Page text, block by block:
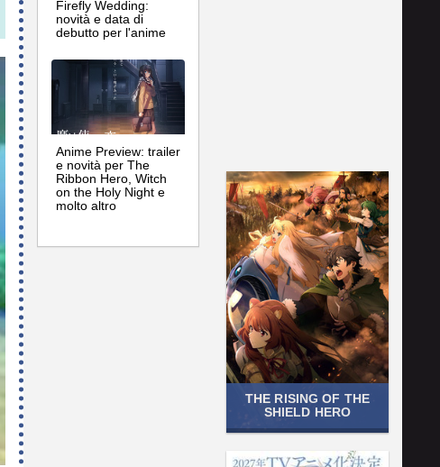
Firefly Wedding:
novità e data di
debutto per l'anime
Anime Preview: trailer
e novità per The
Ribbon Hero, Witch
on the Holy Night e
molto altro
THE RISING OF THE
SHIELD HERO